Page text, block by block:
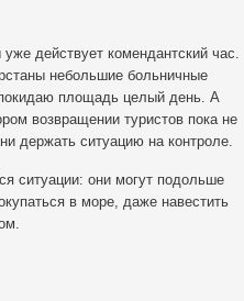
действует комендантский час.
небольшие больничные
площадь целый день. А
возвращении туристов пока не
держать ситуацию на контроле.
ситуации: они могут подольше
в море, даже навестить